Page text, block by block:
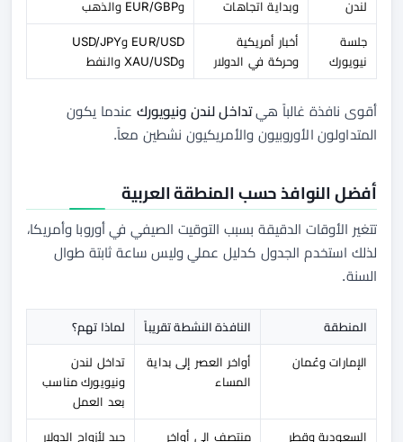
لندن
وبداية اتجاهات
وEUR/GBP والذهب
جلسة
نيويورك
أخبار أمريكية
وحركة في الدولار
EUR/USD وUSD/JPY
وXAU/USD والنفط
أقوى نافذة غالباً هيتداخل لندن ونيويورك عندما يكون
المتداولون الأوروبيون والأمريكيون نشطين معاً.
أفضل النوافذ حسب المنطقة العربية
تتغير الأوقات الدقيقة بسبب التوقيت الصيفي في أوروبا وأمريكا،
لذلك استخدم الجدول كدليل عملي وليس ساعة ثابتة طوال
السنة.
المنطقة النافذة النشطة تقريباً لماذا تهم؟
الإمارات وعُمان
أواخر العصر إلى بداية
المساء
تداخل لندن
ونيويورك مناسب
بعد العمل
السعودية وقطر منتصف إلى أواخر جيد لأزواج الدولار